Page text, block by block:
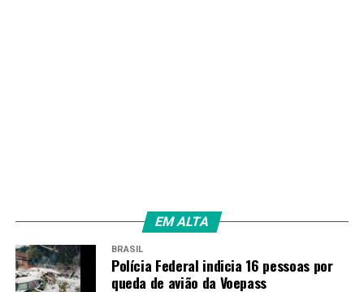
EM ALTA
BRASIL
Polícia Federal indicia 16 pessoas por
queda de avião da Voepass